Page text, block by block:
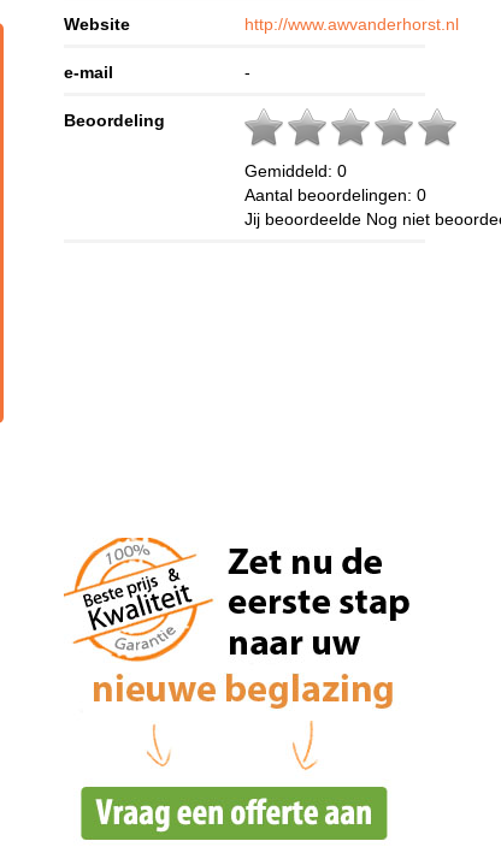
Website http://www.awvanderhorst.nl
e-mail -
Beoordeling
Gemiddeld:0
Aantal beoordelingen:0
Jij beoordeelde Nog niet